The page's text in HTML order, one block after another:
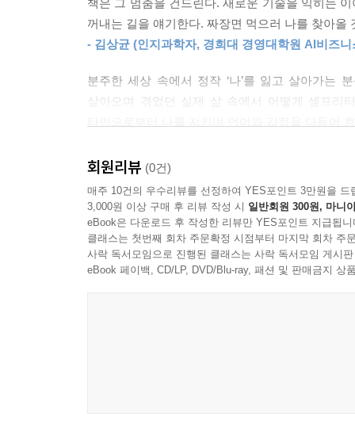
높을수록 신체적 염증반응과 스트레스호르몬 수치
--- p.91~100
일본 나고야대 연구진이 〈사이언티픽 리포츠
을 종이에 적은 뒤 이를 갈기갈기 찢거나 파쇄기
‘셀프리터러시’는 나도 모르는 사이 내면에 굳어
대로 해석하며, 내 결론에 맞춰 정보를 선별 수용
--- p.135
‘나를 읽는 힘’을 단련한다면 SNS는 전혀 다른 활
공간이 된다. 결국 핵심은 어떤 상태의 내가 그 공
저자가 제안하는 “셀프리터러시는 단순히 정보
‘디지털 주권’ 회복의 과정”이다. 다시 말해 ‘나’
매 순간 빠른 속도로 건네는 매끄러운 정답 대신
나를 정의하기를 포기하는 순간, 그 빈자리는
‘나를 읽는 것Self-literacy’은 나와 타인의 존엄을
‘AI와 나’를 넘어 인간관계 속에서 셀프리터러시
딱 깔끔하고 센스 있게)’” “토 달지 마!” 등 직장
들어가는 경우는 흔하지 않은 듯하다. 저자는 이
불안을 읽어내지 못할 때, 조직 안에서 가장 가까
책은 그 멈춤을 건드린다. 새로운 기술을 익히는
꺼내는 길을 얘기한다. 짜장면 먹으러 나를 찾아
- 김상균 (인지과학자, 경희대 경영대학원 AI비즈
분주한 세상 속에서 정작 ‘나’를 잃고 살아가는
살아오며 겪었던 실제 삶 속에서 어떻게 셀프리
회원리뷰 (0건)
매주 10건의 우수리뷰를 선정하여 YES포인트 3만원을 드
3,000원 이상 구매 후 리뷰 작성 시 일반회원 300원, 마니
eBook은 다운로드 후 작성한 리뷰만 YES포인트 지급됩니
클래스는 첫번째 회차 주문확정 시점부터 마지막 회차 주
사락 독서모임으로 진행된 클래스는 사락 독서모임 게시
eBook 페이백, CD/LP, DVD/Blu-ray, 패션 및 판매금지 상